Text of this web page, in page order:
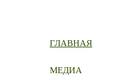
ГЛАВНАЯ
МЕДИА